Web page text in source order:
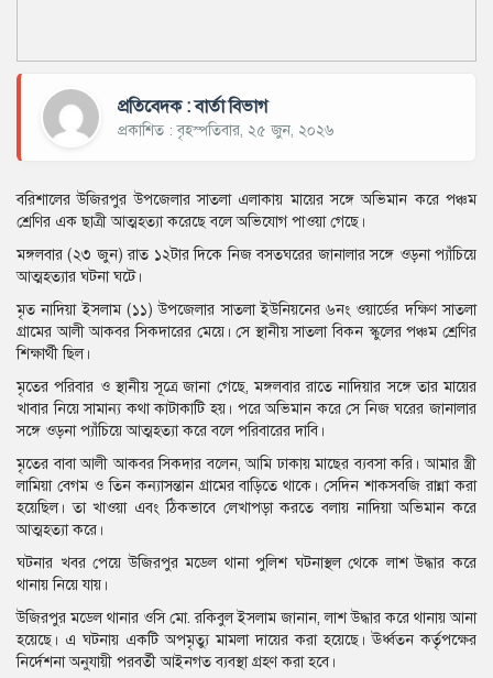
প্রতিবেদক : বার্তা বিভাগ
প্রকাশিত : বৃহস্পতিবার, ২৫ জুন, ২০২৬
বরিশালের উজিরপুর উপজেলার সাতলা এলাকায় মায়ের সঙ্গে অভিমান করে পঞ্চম
শ্রেণির এক ছাত্রী আত্মহত্যা করেছে বলে অভিযোগ পাওয়া গেছে।
মঙ্গলবার (২৩ জুন) রাত ১২টার দিকে নিজ বসতঘরের জানালার সঙ্গে ওড়না প্যাঁচিয়ে
আত্মহত্যার ঘটনা ঘটে।
মৃত নাদিয়া ইসলাম (১১) উপজেলার সাতলা ইউনিয়নের ৬নং ওয়ার্ডের দক্ষিণ সাতলা
গ্রামের আলী আকবর সিকদারের মেয়ে। সে স্থানীয় সাতলা বিকন স্কুলের পঞ্চম শ্রেণির
শিক্ষার্থী ছিল।
মৃতের পরিবার ও স্থানীয় সূত্রে জানা গেছে, মঙ্গলবার রাতে নাদিয়ার সঙ্গে তার মায়ের
খাবার নিয়ে সামান্য কথা কাটাকাটি হয়। পরে অভিমান করে সে নিজ ঘরের জানালার
সঙ্গে ওড়না প্যাঁচিয়ে আত্মহত্যা করে বলে পরিবারের দাবি।
মৃতের বাবা আলী আকবর সিকদার বলেন, আমি ঢাকায় মাছের ব্যবসা করি। আমার স্ত্রী
লামিয়া বেগম ও তিন কন্যাসন্তান গ্রামের বাড়িতে থাকে। সেদিন শাকসবজি রান্না করা
হয়েছিল। তা খাওয়া এবং ঠিকভাবে লেখাপড়া করতে বলায় নাদিয়া অভিমান করে
আত্মহত্যা করে।
ঘটনার খবর পেয়ে উজিরপুর মডেল থানা পুলিশ ঘটনাস্থল থেকে লাশ উদ্ধার করে
থানায় নিয়ে যায়।
উজিরপুর মডেল থানার ওসি মো. রকিবুল ইসলাম জানান, লাশ উদ্ধার করে থানায় আনা
হয়েছে। এ ঘটনায় একটি অপমৃত্যু মামলা দায়ের করা হয়েছে। ঊর্ধ্বতন কর্তৃপক্ষের
নির্দেশনা অনুযায়ী পরবর্তী আইনগত ব্যবস্থা গ্রহণ করা হবে।